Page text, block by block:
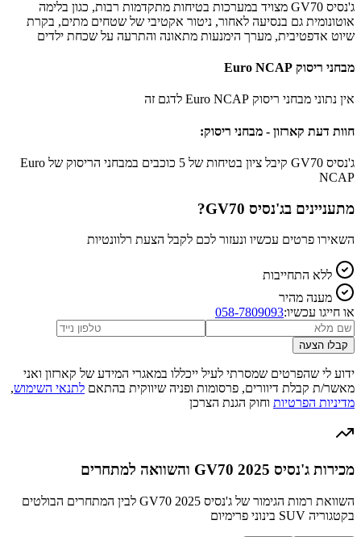
ג'נסיס GV70 מצויד במערכות בטיחות מתקדמות רבות, כגון בלימה
אוטונומית גם בנסיעה לאחור, ניטור אקטיבי של שטחים מתים, בקרת
שיוט אדפטיבית, מערך הימנעות מתאונה והתרעה על שכחת ילדים
מבחני ריסוק Euro NCAP
אין נתוני מבחני ריסוק Euro NCAP לדגם זה
חוות דעת קארזון - מבחני ריסוק:
ג'נסיס GV70 קיבל ציון בטיחות של 5 כוכבים במבחני הריסוק של Euro
NCAP
מתעניינים בג'נסיס GV70 ?
השאירו פרטים עכשיו ונעזור לכם לקבל הצעת רלוונטיות
ללא התחייבות
מענה מהיר
או חייגו עכשיו:058-7809093
קבלו הצעה
ידוע לי שהפרטים שמסרתי לעיל ייכללו במאגרי המידע של קארזון ואני
מאשר/ת קבלת דיוורים, פרסומות ופניה שיווקית בהתאם לתנאי השימוש,
מדיניות הפרטיות וחוק הגנת הצרכן
מכירות ג'נסיס GV70 2025 והשוואה למתחרים
השוואת רמות הגימור של ג'נסיס GV70 2025 לבין המתחרים הבולטים
בקטגוריה SUV בינוני פרימיום